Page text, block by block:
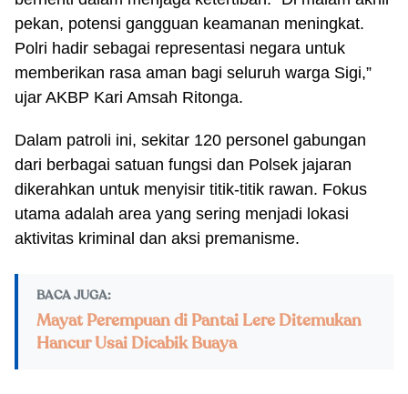
pekan, potensi gangguan keamanan meningkat.
Polri hadir sebagai representasi negara untuk
memberikan rasa aman bagi seluruh warga Sigi,”
ujar AKBP Kari Amsah Ritonga.
Dalam patroli ini, sekitar 120 personel gabungan
dari berbagai satuan fungsi dan Polsek jajaran
dikerahkan untuk menyisir titik-titik rawan. Fokus
utama adalah area yang sering menjadi lokasi
aktivitas kriminal dan aksi premanisme.
BACA JUGA:
Mayat Perempuan di Pantai Lere Ditemukan
Hancur Usai Dicabik Buaya